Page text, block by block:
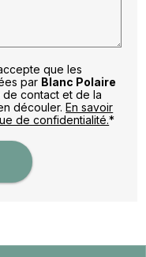
que les
par Blanc Polaire
contact et de la
découler.En savoir
de confidentialité.*